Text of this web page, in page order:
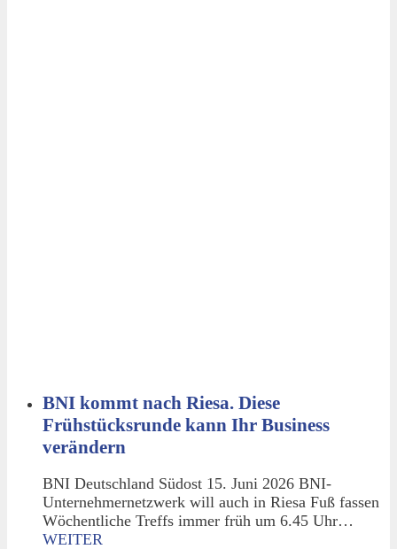
BNI kommt nach Riesa. Diese
Frühstücksrunde kann Ihr Business
verändern
BNI Deutschland Südost 15. Juni 2026 BNI-
Unternehmernetzwerk will auch in Riesa Fuß fassen
Wöchentliche Treffs immer früh um 6.45 Uhr…
WEITER